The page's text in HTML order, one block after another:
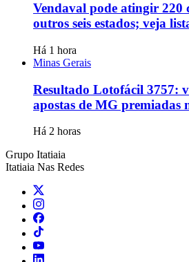
Vendaval pode atingir 220
outros seis estados; veja
Há 1 hora
Minas Gerais
Resultado Lotofácil 3757:
apostas de MG premiadas
Há 2 horas
Grupo Itatiaia
Itatiaia Nas Redes